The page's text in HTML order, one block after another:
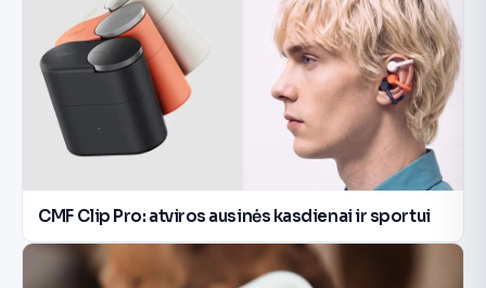
CMF Clip Pro: atviros ausinės kasdienai ir sportui